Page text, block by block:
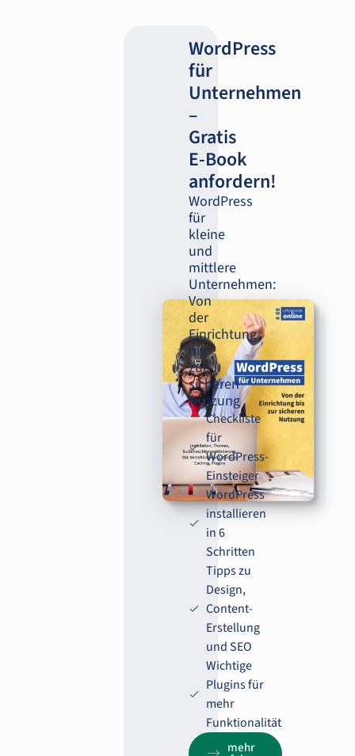
WordPress
für
Unternehmen
–
Gratis
E-‍Book
anfordern!
WordPress
für
kleine
und
mittlere
Unternehmen:
Von
der
Einrichtung
bis
zur
sicheren
Nutzung
Checkliste
für
WordPress-
Einsteiger
WordPress
installieren
in 6
Schritten
Tipps zu
Design,
Content-
Erstellung
und SEO
Wichtige
Plugins für
mehr
Funktionalität
mehr